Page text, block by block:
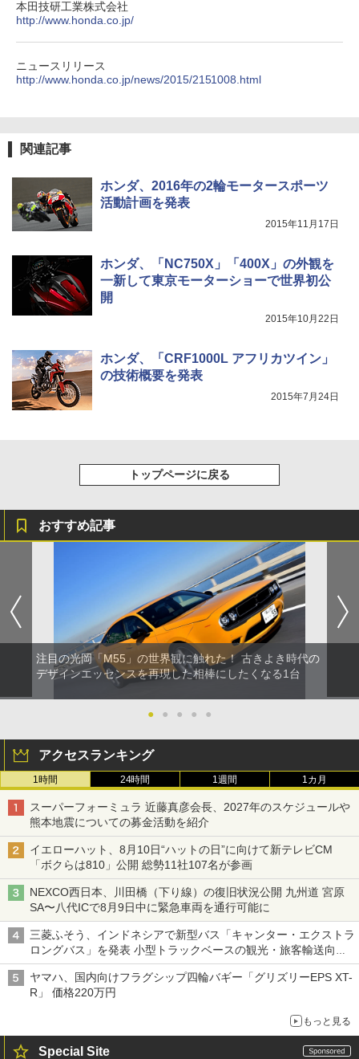
本田技研工業株式会社
http://www.honda.co.jp/
ニュースリリース
http://www.honda.co.jp/news/2015/2151008.html
関連記事
ホンダ、2016年の2輪モータースポーツ
活動計画を発表
2015年11月17日
ホンダ、「NC750X」「400X」の外観を
一新して東京モーターショーで世界初公
開
2015年10月22日
ホンダ、「CRF1000L アフリカツイン」
の技術概要を発表
2015年7月24日
トップページに戻る
おすすめ記事
注目の光岡「M55」の世界観に触れた！ 古きよき時代の
デザインエッセンスを再現した相棒にしたくなる1台
● ● ● ● ●
アクセスランキング
1時間 24時間 1週間 1カ月
スーパーフォーミュラ 近藤真彦会長、2027年のスケジュールや
熊本地震についての募金活動を紹介
イエローハット、8月10日“ハットの日”に向けて新テレビCM
「ボクらは810」公開 総勢11社107名が参画
NEXCO西日本、川田橋（下り線）の復旧状況公開 九州道 宮原
SA〜八代ICで8月9日中に緊急車両を通行可能に
三菱ふそう、インドネシアで新型バス「キャンター・エクストラ
ロングバス」を発表 小型トラックベースの観光・旅客輸送向け
バス
ヤマハ、国内向けフラグシップ四輪バギー「グリズリーEPS XT-
R」 価格220万円
もっと見る
Special Site